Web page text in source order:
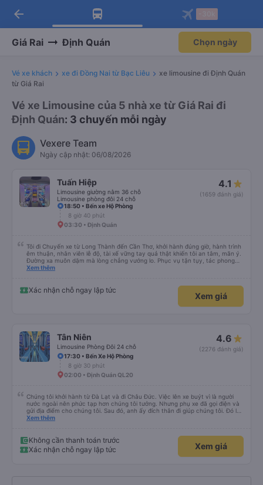
Tải app Vexere ngay!
Nhận ưu đãi thành viên độc
Mở app
Tải app Vexere
-30k/ghế khi đặt vé máy bay qua
Mở app
arrow_back
Giá Rai Định Quán Chọn ngày
Vé xe khách xe đi Đồng Nai từ Bạc Liêu
xe limousine đi Định Quán
từ Giá Rai
Vé xe Limousine của 5 nhà xe từ Giá Rai đi
Định Quán: 3 chuyến mỗi ngày
Vexere Team
Ngày cập nhật: 06/08/2026
Tuấn Hiệp
Limousine giường nằm 36 chỗ
Limousine phòng đôi 24 chỗ
4.1
(1659 đánh giá)
18:50 • Bến xe Hộ Phòng
8 giờ 40 phút
03:30 • Định Quán
Tôi đi Chuyến xe từ Long Thành đến Cần Thơ, khởi hành đúng giờ, hành trình
êm thuận, nhân viên lễ độ, tài xế vững tay quả thật khiến tôi an tâm, mãn ý.
Đường xa muôn dặm mà lòng chẳng vướng lo. Phục vụ tận tụy, tác phong
nghiêm cẩn, hiếm thấy giữa thời buổi kim tiền vội vã. Xã hội loạn đạo. Xin gửi
Xem thêm
Xác nhận chỗ ngay lập tức
Xem giá
Tân Niên
Limousine Phòng Đôi 24 chỗ
4.6
(2276 đánh giá)
17:30 • Bến Xe Hộ Phòng
8 giờ 30 phút
02:00 • Định Quán QL20
Chúng tôi khởi hành từ Đà Lạt và đi Châu Đức. Việc lên xe buýt vì là người
nước ngoài nên phức tạp hơn chúng tôi tưởng. Nhưng phụ xe đã gọi điện và
gửi địa điểm cho chúng tôi. Sau đó, anh ấy đích thân đi giúp chúng tôi. Đó là
lần đầu tiên đi xe giường nằm với hai đứa trẻ nhỏ khá thú vị. Chúng tôi không
điểm dừng, họ đánh thức chúng tôi dậy và đảm bảo chúng tôi đã sẵn sàng.
Nhìn chung, đó là một trải nghiệm tốt. Mỗi giường đều có gối và chăn, và đủ
chỗ cho 1 người lớn và 1 trẻ em nằm thoải mái.
Xem thêm
Không cần thanh toán trước
Xác nhận chỗ ngay lập tức
Xem giá